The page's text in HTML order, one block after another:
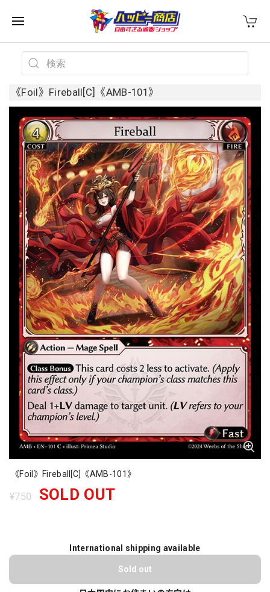
《Foil》Fireball[C]《AMB-101》
《Foil》Fireball[C]《AMB-101》
¥750 SOLD OUT
International shipping available
Sold out